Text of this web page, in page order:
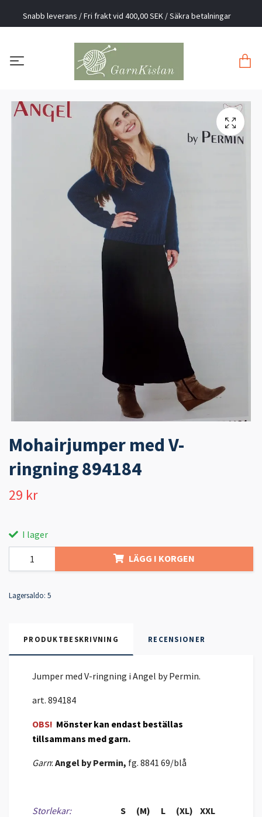
Snabb leverans / Fri frakt vid 400,00 SEK / Säkra betalningar
Mohairjumper med V-
ringning 894184
29 kr
I lager
LÄGG I KORGEN
Lagersaldo: 5
PRODUKTBESKRIVNING RECENSIONER
Jumper med V-ringning i Angel by Permin.
art. 894184
OBS! Mönster kan endast beställas
tillsammans med garn.
Garn: Angel by Permin, fg. 8841 69/blå
Storlekar: S (M) L (XL) XXL